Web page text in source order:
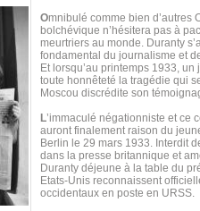
Omnibulé comme bien d’autres
bolchévique n’hésitera pas à
meurtriers au monde. Duranty
fondamental du journalisme et
Et lorsqu’au printemps 1933,
toute honnêteté la tragédie qui
Moscou discrédite son
L’immaculé négationniste et ce
auront finalement raison du
Berlin le 29 mars 1933. Interdit
dans la presse britannique et
Duranty déjeune à la table du
Etats-Unis reconnaissent
occidentaux en poste en URSS.